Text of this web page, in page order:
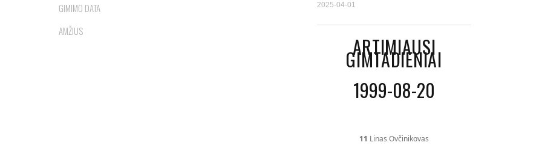
GIMIMO DATA
AMŽIUS
2025-04-01
ARTIMIAUSI
GIMTADIENIAI
1999-08-20
11 Linas Ovčinikovas